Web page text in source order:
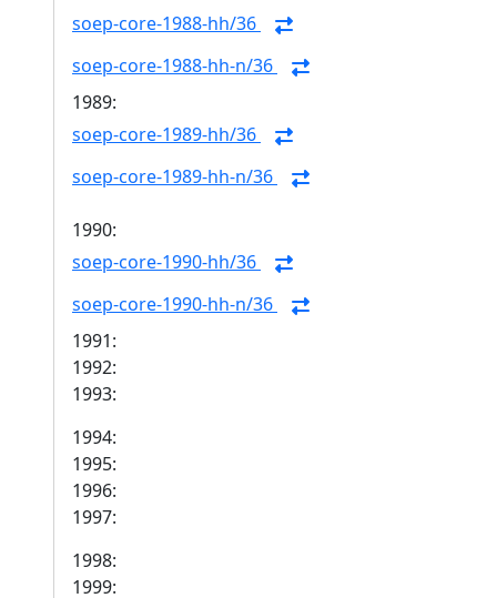
soep-core-1988-hh/36
soep-core-1988-hh-n/36
1989:
soep-core-1989-hh/36
soep-core-1989-hh-n/36
1990:
soep-core-1990-hh/36
soep-core-1990-hh-n/36
1991:
1992:
1993:
1994:
1995:
1996:
1997:
1998:
1999: